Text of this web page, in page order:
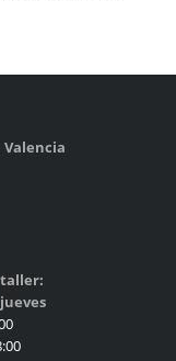
Valencia